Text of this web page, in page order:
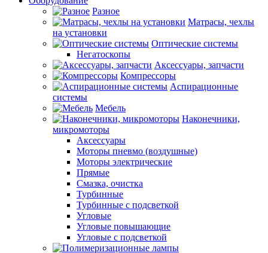
Разное
Матрасы, чехлы
на установки
Оптические системы
Негатоскопы
Аксессуары, запчасти
Компрессоры
Аспирационные
системы
Мебель
Наконечники,
микромоторы
Аксессуары
Моторы пневмо (воздушные)
Моторы электрические
Прямые
Смазка, очистка
Турбинные
Турбинные с подсветкой
Угловые
Угловые повышающие
Угловые с подсветкой